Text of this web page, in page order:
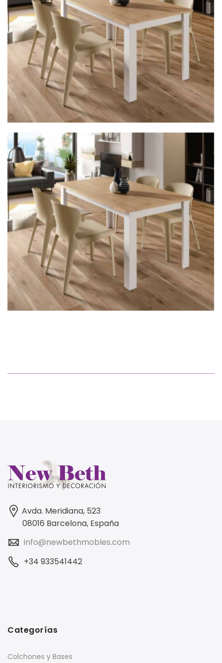
Mesa Col. Aura 22AM307
Mesa Col. Aura 22AM306
Avda. Meridiana, 523
08016 Barcelona, España
info@newbethmobles.com
+34 933541442
Categorías
Colchones y Bases